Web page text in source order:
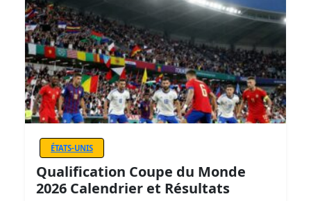
ÉTATS-UNIS
Qualification Coupe du Monde
2026 Calendrier et Résultats